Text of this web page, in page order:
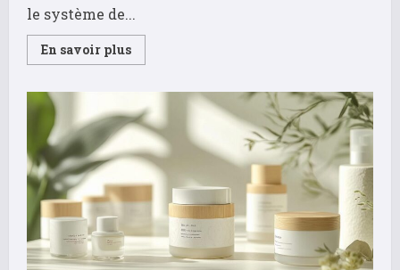
le système de...
En savoir plusRead
more
santé
UGA
Guide
complet
des
droits
et
services
médicaux
pour
les
étudiants